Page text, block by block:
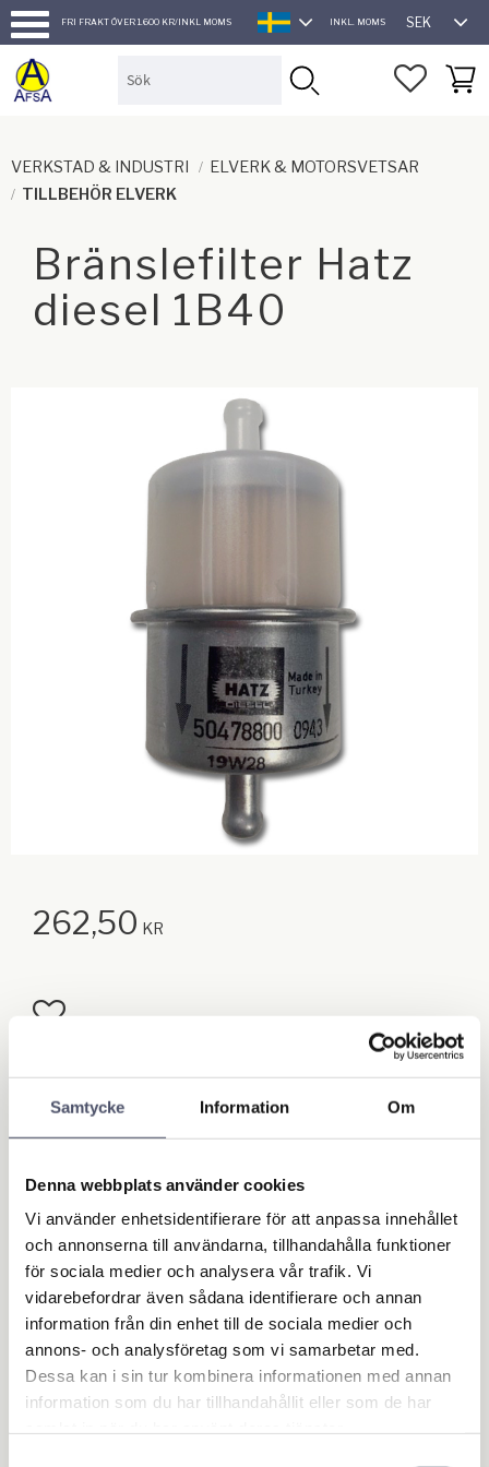
Samtycke Information Om
Denna webbplats använder cookies
Vi använder enhetsidentifierare för att anpassa innehållet
och annonserna till användarna, tillhandahålla funktioner
för sociala medier och analysera vår trafik. Vi
vidarebefordrar även sådana identifierare och annan
information från din enhet till de sociala medier och
annons- och analysföretag som vi samarbetar med.
Dessa kan i sin tur kombinera informationen med annan
information som du har tillhandahållit eller som de har
Meny
FRI FRAKT ÖVER 1.600 KR/INKL MOMS
SVENSKA
INKL. MOMS SEK
VERKSTAD & INDUSTRI
ELVERK & MOTORSVETSAR
TILLBEHÖR ELVERK
Bränslefilter Hatz
diesel 1B40
262,50 KR
Lägg till i favoriter
Lagerstatus
Ej i lager
Omdömen
Du